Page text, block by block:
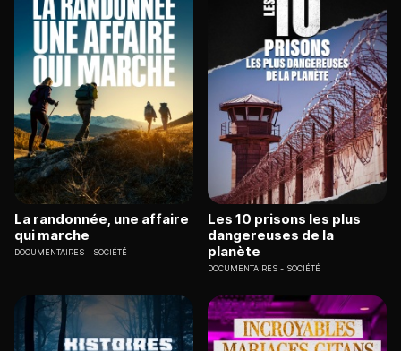
La randonnée, une affaire
qui marche
DOCUMENTAIRES SOCIÉTÉ
Les 10 prisons les plus
dangereuses de la
planète
DOCUMENTAIRES SOCIÉTÉ